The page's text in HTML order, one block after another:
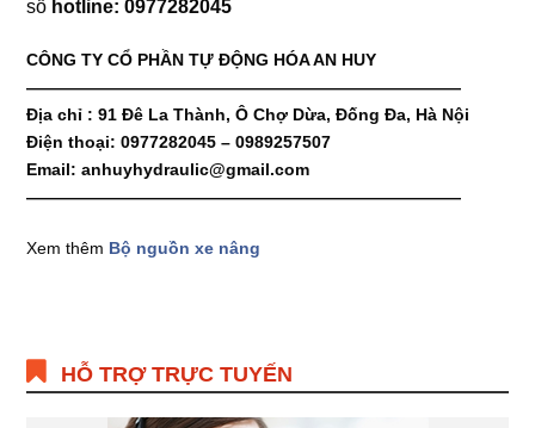
số hotline: 0977282045
CÔNG TY CỔ PHẦN TỰ ĐỘNG HÓA AN HUY
——————————————————————————
Địa chỉ : 91 Đê La Thành, Ô Chợ Dừa, Đống Đa, Hà Nội
Điện thoại: 0977282045 – 0989257507
Email: anhuyhydraulic@gmail.com
——————————————————————————
Xem thêm Bộ nguồn xe nâng
HỖ TRỢ TRỰC TUYẾN